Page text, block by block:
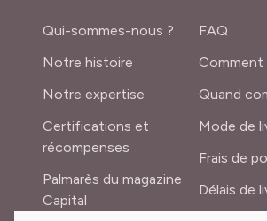
Qui-sommes-nous ?
Notre histoire
Notre expertise
Certifications et
récompenses
Palmarès du magazine
Capital
FAQ
Comment
Quand
Mode de
Frais de
Délais de